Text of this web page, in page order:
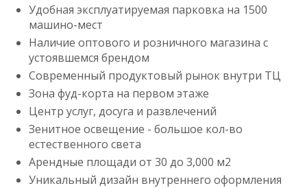
Удобная эксплуатируемая парковка на 1500
машино-мест
Наличие оптового и розничного магазина с
устоявшемся брендом
Современный продуктовый рынок внутри ТЦ
Зона фуд-корта на первом этаже
Центр услуг, досуга и развлечений
Зенитное освещение - большое кол-во
естественного света
Арендные площади от 30 до 3,000 м2
Уникальный дизайн внутреннего оформления